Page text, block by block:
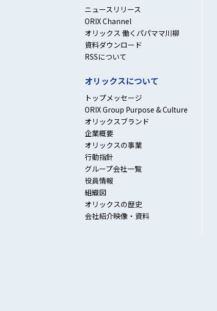
ニュースリリース
ORIX Channel
オリックス 働くパパママ川柳
資料ダウンロード
RSSについて
オリックスについて
トップメッセージ
ORIX Group Purpose & Culture
オリックスブランド
企業概要
オリックスの事業
行動指針
グループ会社一覧
役員情報
組織図
オリックスの歴史
会社紹介映像・資料